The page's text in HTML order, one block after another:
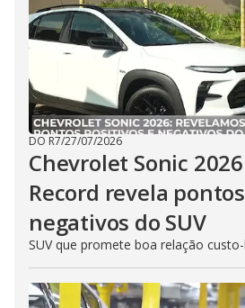
DO R7/27/07/2026
Chevrolet Sonic
Record revela
negativos do SUV
SUV que promete boa relação